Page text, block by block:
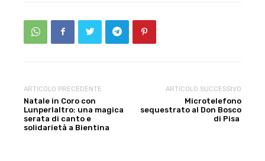
ARTICOLO PRECEDENTE
Natale in Coro con
Lunperlaltro: una magica
serata di canto e
solidarietà a Bientina
ARTICOLO SUCCESSIVO
Microtelefono
sequestrato al Don Bosco
di Pisa